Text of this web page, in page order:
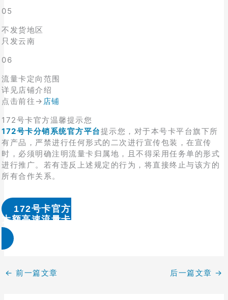
05
不发货地区
只发云南
06
流量卡定向范围
详见店铺介绍
点击前往→ 店铺
172号卡官方温馨提示您
172号卡分销系统官方平台提示您，对于本号卡平台旗下所
有产品，严禁进行任何形式的二次进行宣传包装，在宣传
时，必须明确注明流量卡归属地，且不得采用任务单的形式
进行推广。若有违反上述规定的行为，将直接终止与该方的
所有合作关系。
172号卡官方
大额高速流量卡办理 & 流量卡代理加盟
← 前一篇文章 后一篇文章 →